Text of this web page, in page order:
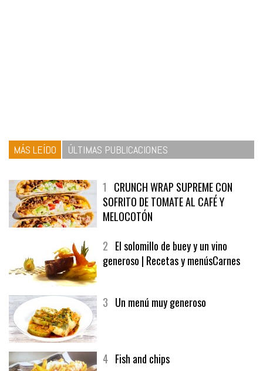
MÁS LEÍDO ÚLTIMAS PUBLICACIONES
1 CRUNCH WRAP SUPREME CON
SOFRITO DE TOMATE AL CAFÉ Y
MELOCOTÓN
2 El solomillo de buey y un vino
generoso | Recetas y menúsCarnes
3 Un menú muy generoso
4 Fish and chips